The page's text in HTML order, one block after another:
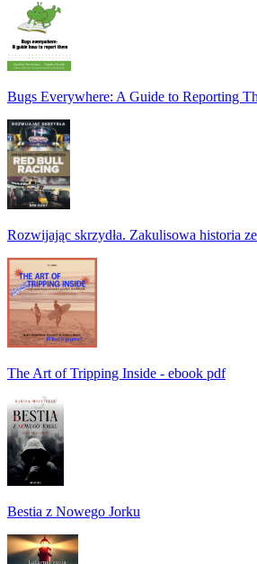
Bugs Everywhere: A Guide to Reporting
Rozwijając skrzydła. Zakulisowa historia
The Art of Tripping Inside - ebook pdf
Bestia z Nowego Jorku